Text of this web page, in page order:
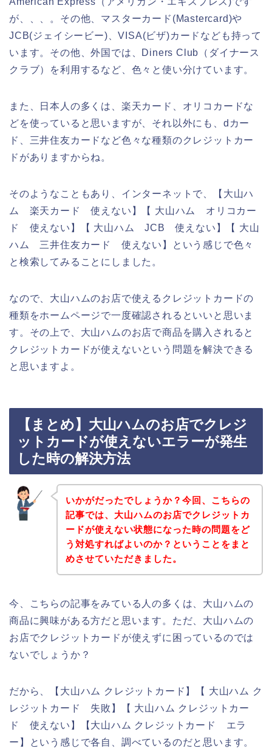
が、、、。その他、マスターカード(Mastercard)や
JCB(ジェイシービー)、VISA(ビザ)カードなども持って
います。その他、外国では、Diners Club（ダイナース
クラブ）を利用するなど、色々と使い分けています。
また、日本人の多くは、楽天カード、オリコカードな
どを使っていると思いますが、それ以外にも、dカー
ド、三井住友カードなど色々な種類のクレジットカー
ドがありますからね。
そのようなこともあり、インターネットで、【大山ハ
ム 楽天カード 使えない】【 大山ハム オリコカー
ド 使えない】【 大山ハム JCB 使えない】【 大山
ハム 三井住友カード 使えない】という感じで色々
と検索してみることにしました。
なので、大山ハムのお店で使えるクレジットカードの
種類をホームページで一度確認されるといいと思いま
す。その上で、大山ハムのお店で商品を購入されると
クレジットカードが使えないという問題を解決できる
と思いますよ。
【まとめ】大山ハムのお店でクレジ
ットカードが使えないエラーが発生
した時の解決方法
いかがだったでしょうか？今回、こちらの
記事では、大山ハムのお店でクレジットカ
ードが使えない状態になった時の問題をど
う対処すればよいのか？ということをまと
めさせていただきました。
今、こちらの記事をみている人の多くは、大山ハムの
商品に興味がある方だと思います。ただ、大山ハムの
お店でクレジットカードが使えずに困っているのでは
ないでしょうか？
だから、【大山ハム クレジットカード】【 大山ハム ク
レジットカード 失敗】【 大山ハム クレジットカー
ド 使えない】【大山ハム クレジットカード エラ
ー】という感じで各自、調べているのだと思います。